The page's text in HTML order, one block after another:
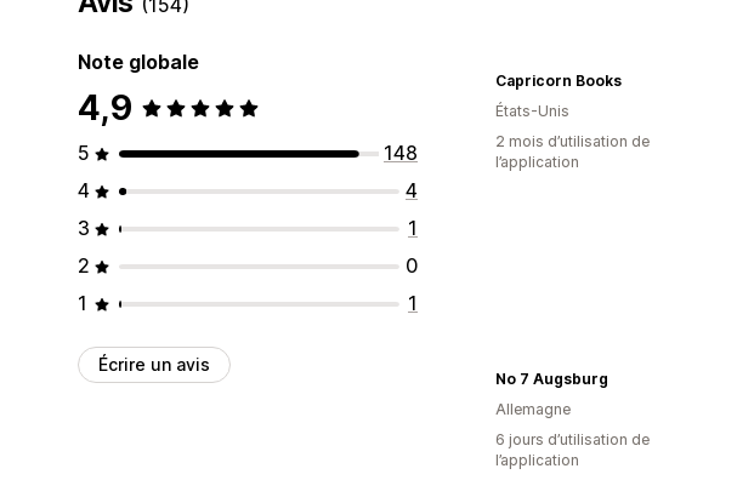
(154)
Note globale
4,9
5
148
4
4
3
1
2
0
1
1
Écrire un avis
Capricorn Books
États-Unis
2 mois d’utilisation de
l’application
No 7 Augsburg
Allemagne
6 jours d’utilisation de
l’application